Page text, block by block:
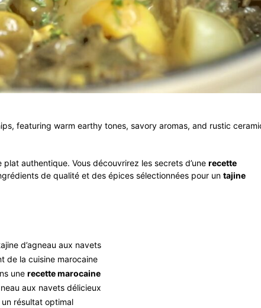
featuring warm earthy tones, savory aromas, and rustic
authentique. Vous découvrirez les secrets d’une recette
de qualité et des épices sélectionnées pour un tajine
d’agneau aux navets
de la cuisine marocaine
une recette marocaine
aux navets délicieux
résultat optimal